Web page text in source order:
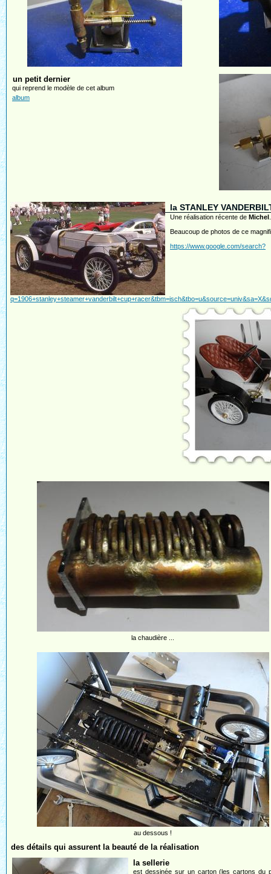
un petit dernier
qui reprend le modèle de cet album
album
la STANLEY
Une réalisation récente de Michel
Beaucoup de photos de ce
https://www.google.com/search?
la chaudière ...
au dessous !
des détails qui assurent la beauté de la réalisation
la sellerie
est dessinée sur un carton (les cartons du